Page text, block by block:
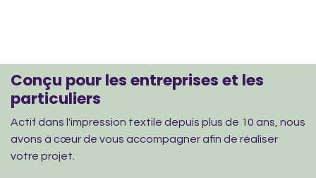
Conçu pour les entreprises et les
particuliers
Actif dans l'impression textile depuis plus de 10 ans, nous
avons à cœur de vous accompagner afin de réaliser
votre projet.